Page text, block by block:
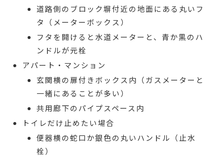
道路側のブロック塀付近の地面にある丸いフ
タ（メーターボックス）
フタを開けると水道メーターと、青か黒のハ
ンドルが元栓
アパート・マンション
玄関横の扉付きボックス内（ガスメーターと
一緒にあることが多い）
共用廊下のパイプスペース内
トイレだけ止めたい場合
便器横の蛇口か銀色の丸いハンドル（止水
栓）